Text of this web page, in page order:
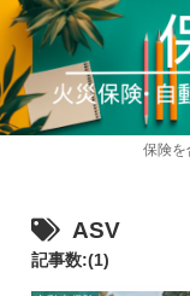
保険を
ASV
記事数:(1)